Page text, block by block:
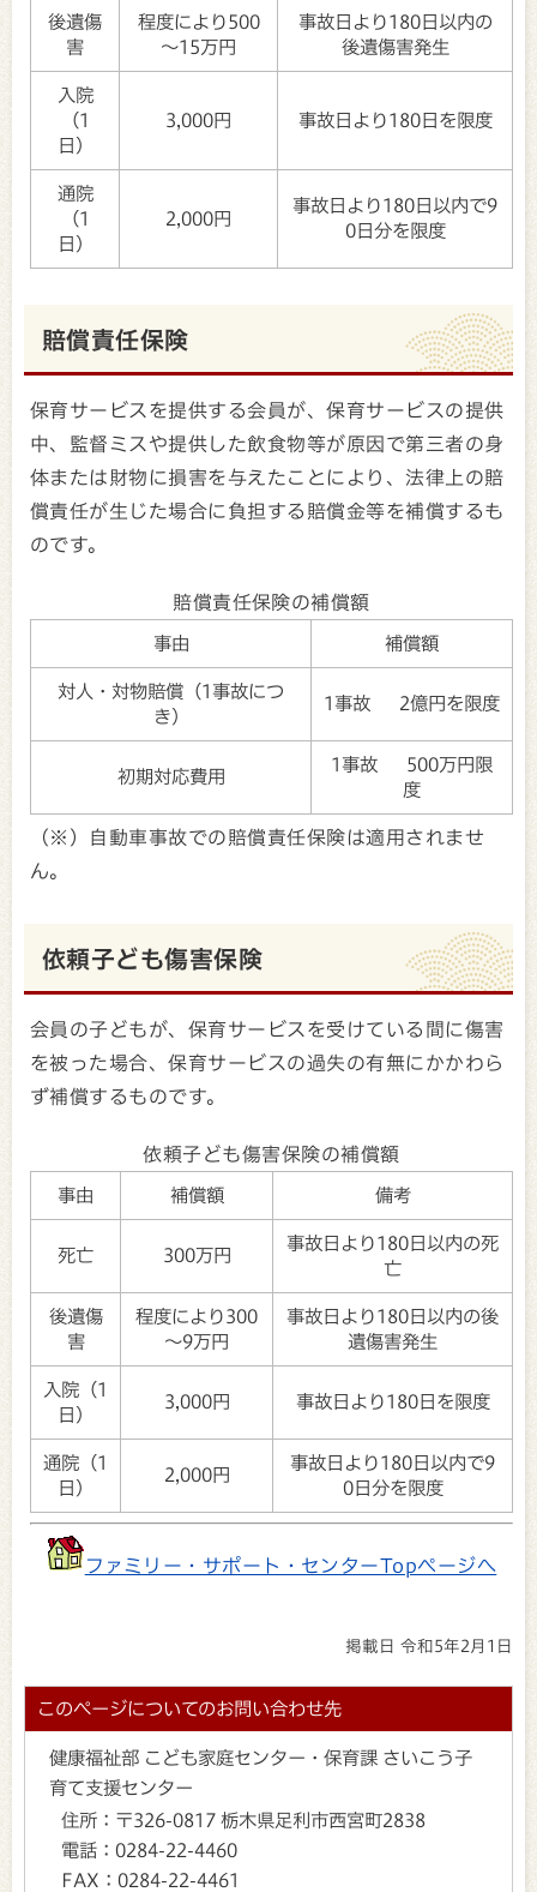
後遺傷
害
程度により500
～15万円
事故日より180日以内の
後遺傷害発生
入院
（1
日）
3,000円 事故日より180日を限度
通院
（1
日）
2,000円
事故日より180日以内で9
0日分を限度
賠償責任保険
保育サービスを提供する会員が、保育サービスの提供
中、監督ミスや提供した飲食物等が原因で第三者の身
体または財物に損害を与えたことにより、法律上の賠
償責任が生じた場合に負担する賠償金等を補償するも
のです。
賠償責任保険の補償額
事由 補償額
対人・対物賠償（1事故につ
き）
1事故 2億円を限度
初期対応費用
1事故 500万円限
度
（※）自動車事故での賠償責任保険は適用されませ
ん。
依頼子ども傷害保険
会員の子どもが、保育サービスを受けている間に傷害
を被った場合、保育サービスの過失の有無にかかわら
ず補償するものです。
依頼子ども傷害保険の補償額
事由 補償額 備考
死亡 300万円
事故日より180日以内の死
亡
後遺傷
害
程度により300
～9万円
事故日より180日以内の後
遺傷害発生
入院（1
日）
3,000円 事故日より180日を限度
通院（1
日）
2,000円
事故日より180日以内で9
0日分を限度
ファミリー・サポート・センターTopページへ
掲載日 令和5年2月1日
このページについてのお問い合わせ先
健康福祉部 こども家庭センター・保育課 さいこう子
育て支援センター
住所： 〒326-0817 栃木県足利市西宮町2838
電話： 0284-22-4460
FAX： 0284-22-4461